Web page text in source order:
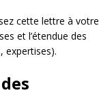
cette lettre à votre
et l’étendue des
expertises).